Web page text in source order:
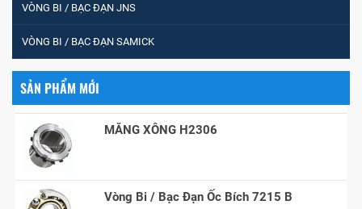
VÒNG BI / BẠC ĐẠN JNS
VÒNG BI / BẠC ĐẠN SAMICK
SẢN PHẨM MỚI
12x12x26
MĂNG XÔNG H2306
Vòng Bi / Bạc Đạn Ốc Bích 7215 B